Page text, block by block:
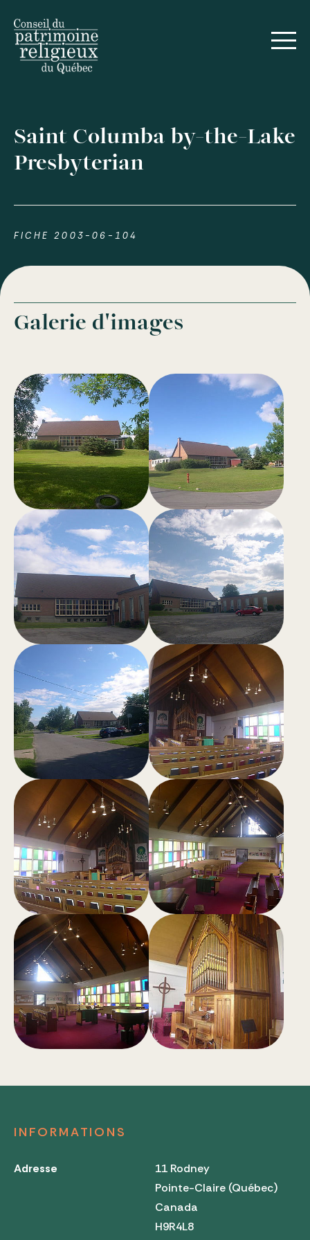
Saint Columba by-the-Lake
Presbyterian
FICHE 2003-06-104
Galerie d'images
INFORMATIONS
Adresse
11 Rodney
Pointe-Claire (Québec)
Canada
H9R4L8